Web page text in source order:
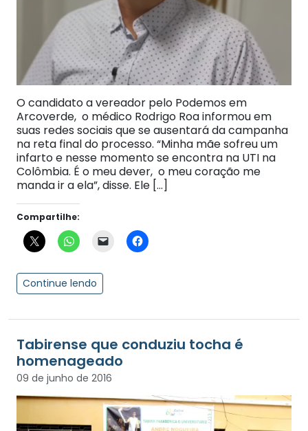
O candidato a vereador pelo Podemos em
Arcoverde, o médico Rodrigo Roa informou em
suas redes sociais que se ausentará da campanha
na reta final do processo. “Minha mãe sofreu um
infarto e nesse momento se encontra na UTI na
Colômbia. É o meu dever, o meu coração me
manda ir a ela”, disse. Ele […]
Compartilhe:
Continue lendo
Tabirense que conduziu tocha é
homenageado
09 de junho de 2016